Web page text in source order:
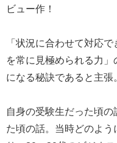
ビュー作！
「状況に合わせて対応
を常に見極められる力
になる秘訣であると主張。
自身の受験生だった頃
た頃の話。当時どのよ